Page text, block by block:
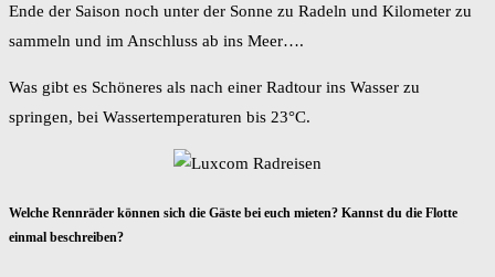
Ende der Saison noch unter der Sonne zu Radeln und Kilometer zu
sammeln und im Anschluss ab ins Meer….
Was gibt es Schöneres als nach einer Radtour ins Wasser zu
springen, bei Wassertemperaturen bis 23°C.
Welche Rennräder können sich die Gäste bei euch mieten? Kannst du die Flotte
einmal beschreiben?